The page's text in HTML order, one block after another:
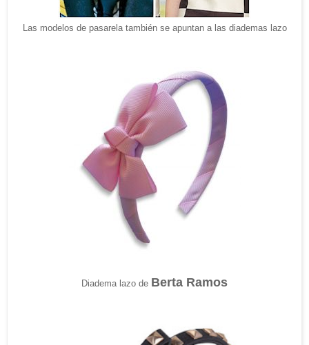
Las modelos de pasarela también se apuntan a las diademas lazo
Diadema lazo de Berta Ramos